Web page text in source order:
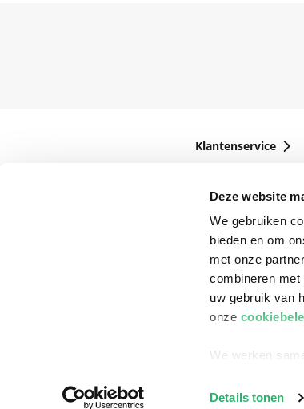
Deze website
We gebruiken
bieden en om
met onze
combineren
uw gebruik van
onze
We werken
Details tonen
Klantenservice
Bezorging
Betalen
Retourneren
Veelgestelde vragen